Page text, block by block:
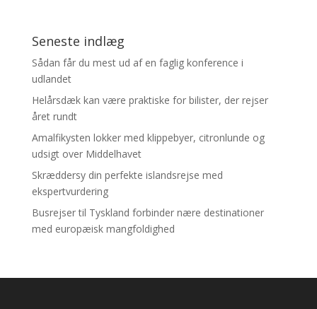
Seneste indlæg
Sådan får du mest ud af en faglig konference i
udlandet
Helårsdæk kan være praktiske for bilister, der rejser
året rundt
Amalfikysten lokker med klippebyer, citronlunde og
udsigt over Middelhavet
Skræddersy din perfekte islandsrejse med
ekspertvurdering
Busrejser til Tyskland forbinder nære destinationer
med europæisk mangfoldighed